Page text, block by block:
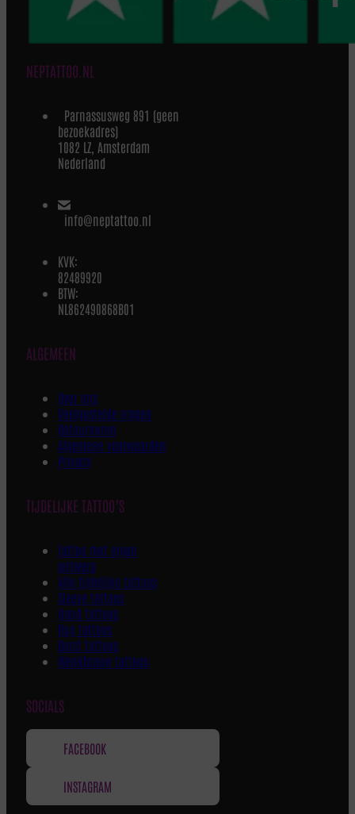
NEPTATTOO.NL
Parnassusweg 891 (geen
bezoekadres)
1082 LZ, Amsterdam
Nederland
info@neptattoo.nl
KVK:
82489920
BTW:
NL862490868B01
ALGEMEEN
Over ons
Veelgestelde vragen
Retourneren
Algemene voorwaarden
Privacy
TIJDELIJKE TATTOO’S
Tattoo met eigen
ontwerp
Alle tijdelijke tattoos
Sleeve tattoos
Hand tattoos
Rug tattoos
Borst tattoos
Wenkbrauw tattoos
SOCIALS
FACEBOOK
INSTAGRAM